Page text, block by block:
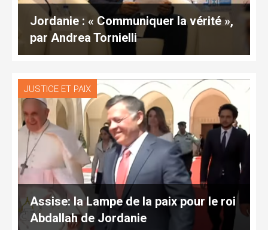
Jordanie : « Communiquer la vérité »,
par Andrea Tornielli
JUSTICE ET PAIX
Assise: la Lampe de la paix pour le roi
Abdallah de Jordanie